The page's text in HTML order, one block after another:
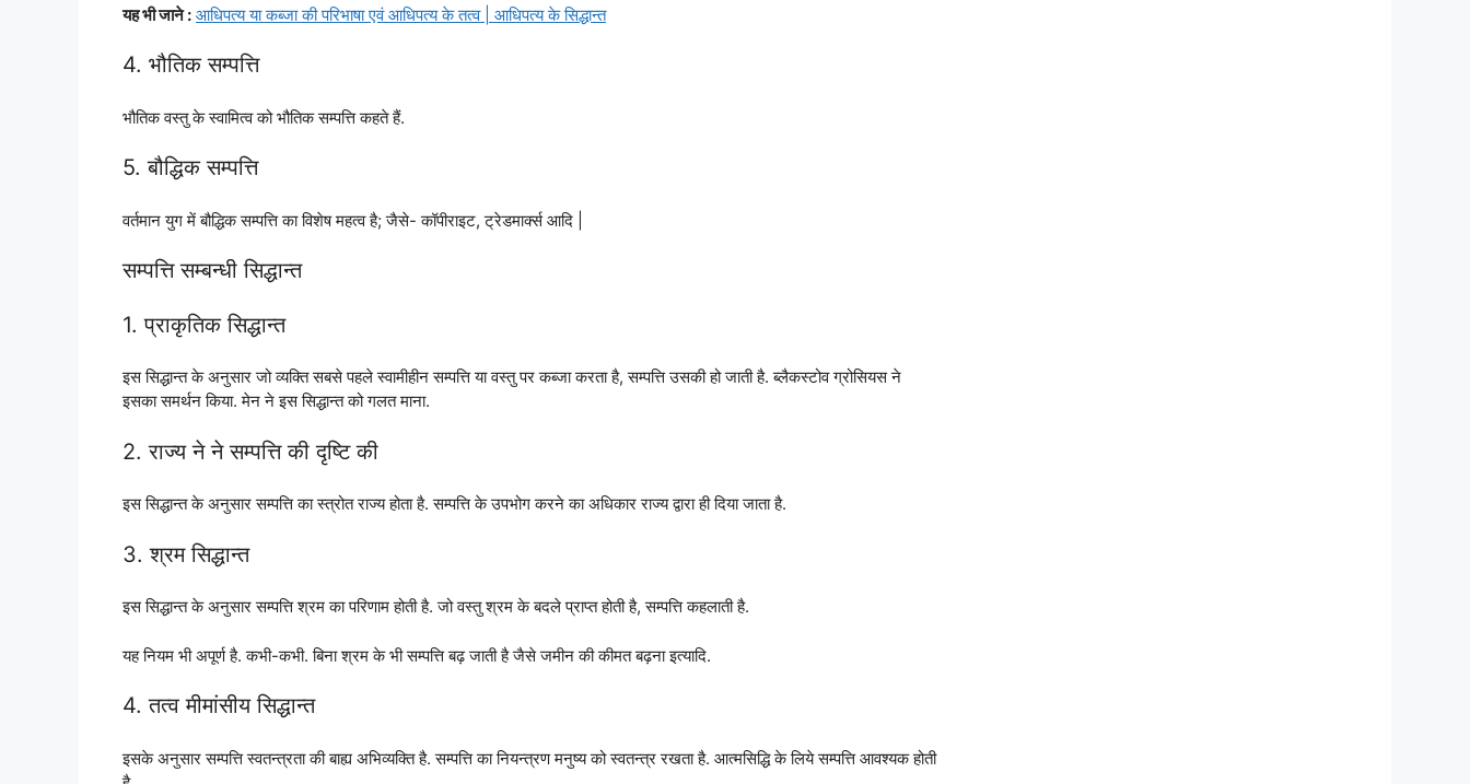
यह भी जाने : आधिपत्य या कब्जा की परिभाषा एवं आधिपत्य के तत्व | आधिपत्य के सिद्धान्त
4. भौतिक सम्पत्ति
भौतिक वस्तु के स्वामित्व को भौतिक सम्पत्ति कहते हैं.
5. बौद्धिक सम्पत्ति
वर्तमान युग में बौद्धिक सम्पत्ति का विशेष महत्व है; जैसे- कॉपीराइट, ट्रेडमार्क्स आदि |
सम्पत्ति सम्बन्धी सिद्धान्त
1. प्राकृतिक सिद्धान्त
इस सिद्धान्त के अनुसार जो व्यक्ति सबसे पहले स्वामीहीन सम्पत्ति या वस्तु पर कब्जा करता है, सम्पत्ति उसकी हो जाती है. ब्लैकस्टोव ग्रोसियस ने
इसका समर्थन किया. मेन ने इस सिद्धान्त को गलत माना.
2. राज्य ने ने सम्पत्ति की दृष्टि की
इस सिद्धान्त के अनुसार सम्पत्ति का स्त्रोत राज्य होता है. सम्पत्ति के उपभोग करने का अधिकार राज्य द्वारा ही दिया जाता है.
3. श्रम सिद्धान्त
इस सिद्धान्त के अनुसार सम्पत्ति श्रम का परिणाम होती है. जो वस्तु श्रम के बदले प्राप्त होती है, सम्पत्ति कहलाती है.
यह नियम भी अपूर्ण है. कभी-कभी. बिना श्रम के भी सम्पत्ति बढ़ जाती है जैसे जमीन की कीमत बढ़ना इत्यादि.
4. तत्व मीमांसीय सिद्धान्त
इसके अनुसार सम्पत्ति स्वतन्त्रता की बाह्य अभिव्यक्ति है. सम्पत्ति का नियन्त्रण मनुष्य को स्वतन्त्र रखता है. आत्मसिद्धि के लिये सम्पत्ति आवश्यक होती